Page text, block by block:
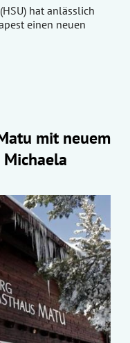
hat anlässlich
einen neuen
mit neuem